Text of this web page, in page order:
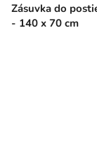
Zásuvka do
- 140 x 70 cm